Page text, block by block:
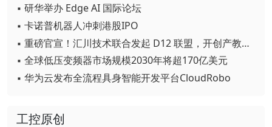
▪ 研华举办 Edge AI 国际论坛
▪ 卡诺普机器人冲刺港股IPO
▪ 重磅官宣！汇川技术联合发起 D12 联盟，开创产教融合新范式
▪ 全球低压变频器市场规模2030年将超170亿美元
▪ 华为云发布全流程具身智能开发平台CloudRobo
工控原创